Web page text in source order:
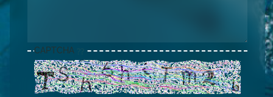
CAPTCHA